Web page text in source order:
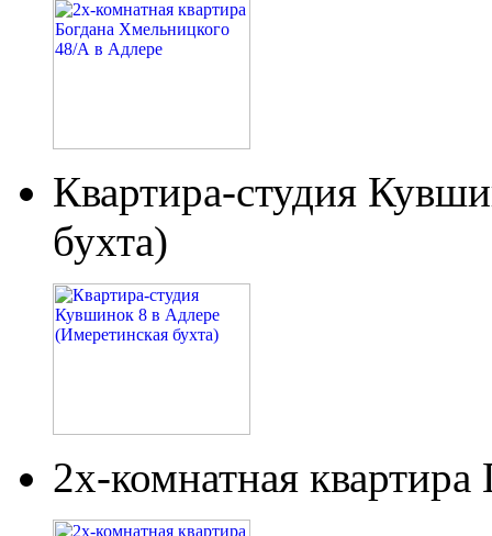
Квартира-студия
бухта)
2х-комнатная